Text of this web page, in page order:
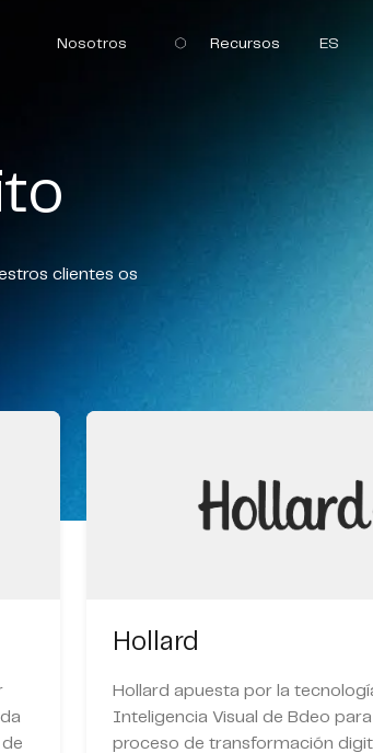
Nosotros Recursos ES
clientes os
Hollard
Hollard apuesta por la
Inteligencia Visual de Bdeo
proceso de transformación